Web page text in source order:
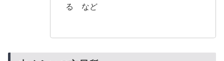
る など